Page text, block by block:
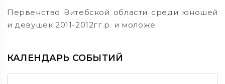
Первенство Витебской области среди юношей
и девушек 2011-2012гг.р. и моложе
КАЛЕНДАРЬ СОБЫТИЙ